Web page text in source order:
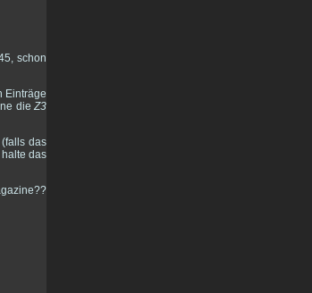
schon
Einträge
dieZ3
das
das